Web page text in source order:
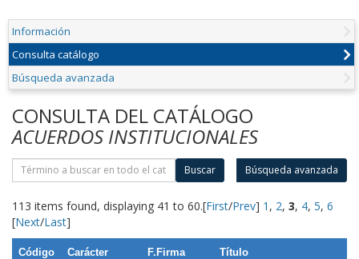
Información
Consulta catálogo
Búsqueda avanzada
CONSULTA DEL CATÁLOGO
ACUERDOS INSTITUCIONALES
Buscar Búsqueda avanzada
113 items found, displaying 41 to 60.[First/Prev] 1 , 2, 3, 4, 5, 6
[Next/Last]
Código Carácter F.Firma Título